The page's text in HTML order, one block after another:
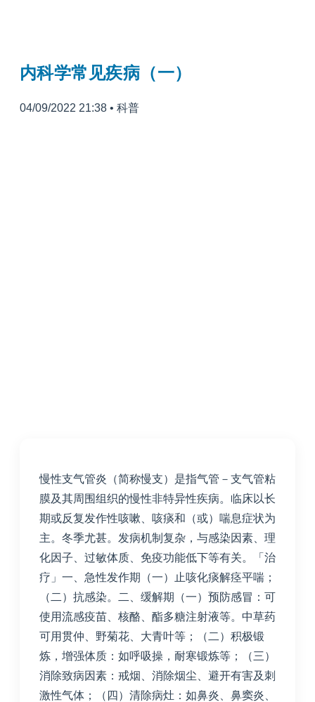
内科学常见疾病（一）
04/09/2022 21:38 • 科普
慢性支气管炎（简称慢支）是指气管－支气管粘
膜及其周围组织的慢性非特异性疾病。临床以长
期或反复发作性咳嗽、咳痰和（或）喘息症状为
主。冬季尤甚。发病机制复杂，与感染因素、理
化因子、过敏体质、免疫功能低下等有关。「治
疗」一、急性发作期（一）止咳化痰解痉平喘；
（二）抗感染。二、缓解期（一）预防感冒：可
使用流感疫苗、核酪、酯多糖注射液等。中草药
可用贯仲、野菊花、大青叶等；（二）积极锻
炼，增强体质：如呼吸操，耐寒锻炼等；（三）
消除致病因素：戒烟、消除烟尘、避开有害及刺
激性气体；（四）清除病灶：如鼻炎、鼻窦炎、